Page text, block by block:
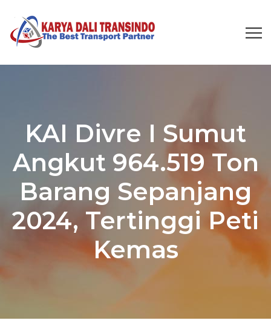
KAI Divre I Sumut
Angkut 964.519 Ton
Barang Sepanjang
2024, Tertinggi Peti
Kemas